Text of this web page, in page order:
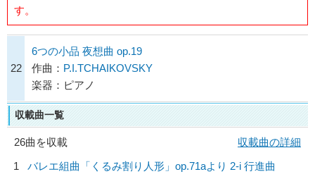
す。
22
6つの小品 夜想曲 op.19
作曲： P.I.TCHAIKOVSKY
楽器：ピアノ
収載曲一覧
26曲を収載
収載曲の詳細
1
バレエ組曲「くるみ割り人形」op.71aより 2-i 行進曲